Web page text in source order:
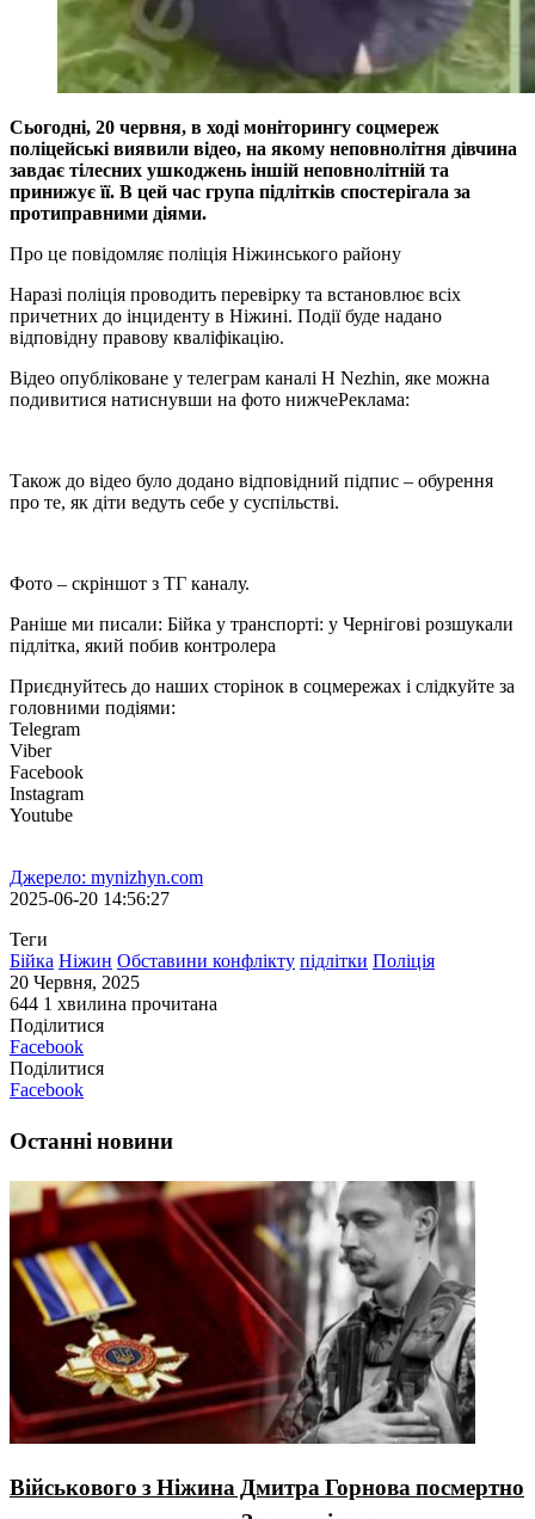
Сьогодні, 20 червня, в ході моніторингу соцмереж
поліцейські виявили відео, на якому неповнолітня дівчина
завдає тілесних ушкоджень іншій неповнолітній та
принижує її. В цей час група підлітків спостерігала за
протиправними діями.
Про це повідомляє поліція Ніжинського району
Наразі поліція проводить перевірку та встановлює всіх
причетних до інциденту в Ніжині. Події буде надано
відповідну правову кваліфікацію.
Відео опубліковане у телеграм каналі H Nezhin, яке можна
подивитися натиснувши на фото нижчеРеклама:
Також до відео було додано відповідний підпис – обурення
про те, як діти ведуть себе у суспільстві.
Фото – скріншот з ТГ каналу.
Раніше ми писали: Бійка у транспорті: у Чернігові розшукали
підлітка, який побив контролера
Приєднуйтесь до наших сторінок в соцмережах і слідкуйте за
головними подіями:
Telegram
Viber
Facebook
Instagram
Youtube
Джерело: mynizhyn.com
2025-06-20 14:56:27
Теги
Бійка Ніжин Обставини конфлікту підлітки Поліція
20 Червня, 2025
644 1 хвилина прочитана
Поділитися
Facebook
Поділитися
Facebook
Останні новини
Військового з Ніжина Дмитра Горнова посмертно